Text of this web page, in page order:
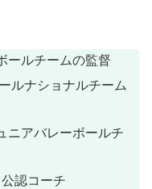
ールチームの監督
ルナショナルチーム
ニアバレーボールチ
認コーチ